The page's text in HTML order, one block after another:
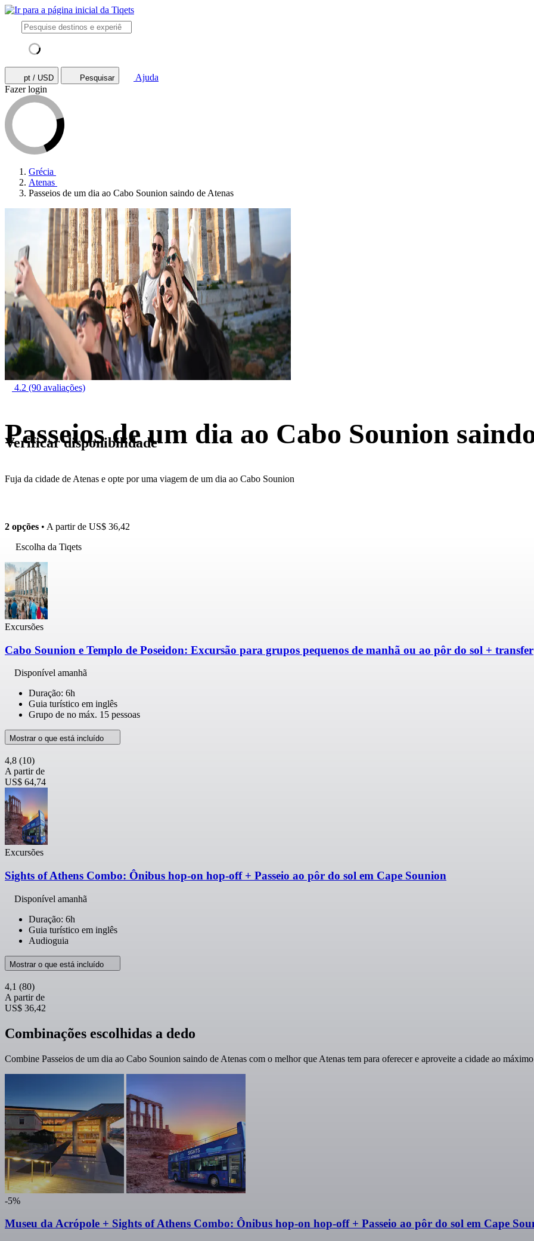
pt / USD Pesquisar
Ajuda
Fazer login
Grécia
Atenas
Passeios de um dia ao Cabo Sounion saindo de Atenas
4.2 (90 avaliações)
Passeios de um dia ao Cabo Sounion
Fuja da cidade de Atenas e opte por uma viagem de um dia ao Cabo Sounion
Verificar disponibilidade
2 opções • A partir de US$ 36,42
Escolha da Tiqets
Excursões
Cabo Sounion e Templo de Poseidon: Excursão para grupos pequenos de manhã ou ao pôr do sol + transfer
Disponível amanhã
Duração: 6h
Guia turístico em inglês
Grupo de no máx. 15 pessoas
Mostrar o que está incluído
4,8 (10)
A partir de
US$ 64,74
Excursões
Sights of Athens Combo: Ônibus hop-on hop-off + Passeio ao pôr do sol em Cape Sounion
Disponível amanhã
Duração: 6h
Guia turístico em inglês
Audioguia
Mostrar o que está incluído
4,1 (80)
A partir de
US$ 36,42
Combinações escolhidas a dedo
Combine Passeios de um dia ao Cabo Sounion saindo de Atenas com o melhor que Atenas tem para oferecer e aproveite a cidade ao
-5%
Museu da Acrópole + Sights of Athens Combo: Ônibus hop-on hop-off + Passeio ao pôr do sol em Cape